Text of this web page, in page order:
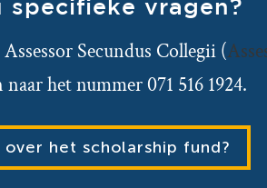
specifieke vragen?
Secundus Collegii (
het nummer 071 516 1924.
het scholarship fund?